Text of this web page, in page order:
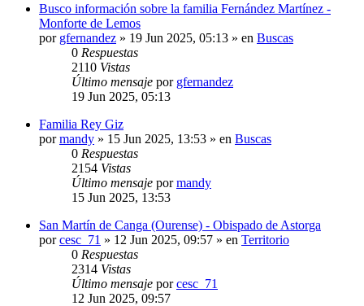
Busco información sobre la familia Fernández Martínez -
Monforte de Lemos
por gfernandez » 19 Jun 2025, 05:13 » en Buscas
0 Respuestas
2110 Vistas
Último mensaje por gfernandez
19 Jun 2025, 05:13
Familia Rey Giz
pormandy » 15 Jun 2025, 13:53 » en Buscas
0 Respuestas
2154 Vistas
Último mensaje pormandy
15 Jun 2025, 13:53
San Martín de Canga (Ourense) - Obispado de Astorga
porcesc_71 » 12 Jun 2025, 09:57 » en Territorio
0 Respuestas
2314 Vistas
Último mensaje porcesc_71
12 Jun 2025, 09:57